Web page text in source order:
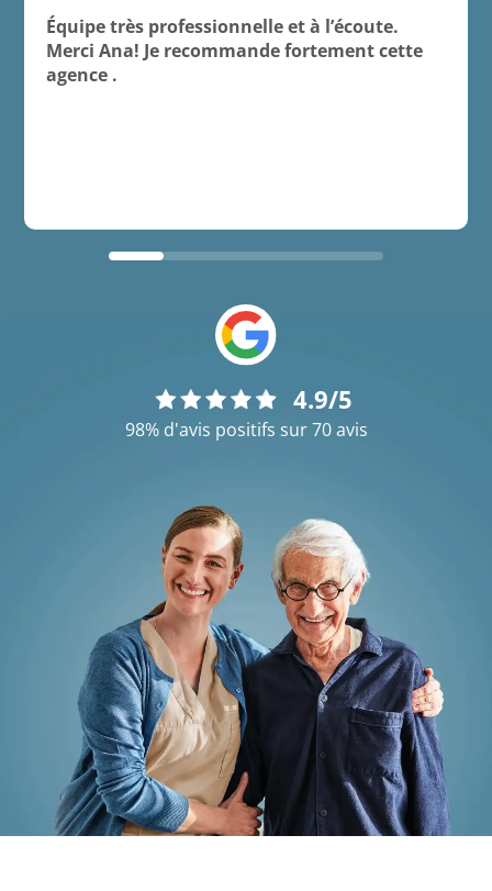
Équipe très professionnelle et à l’écoute.
Merci Ana! Je recommande fortement cette
agence .
4.9/5
98% d'avis positifs sur 70 avis